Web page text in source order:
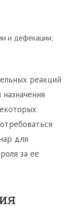
и дефекации;
реакций
для
за ее